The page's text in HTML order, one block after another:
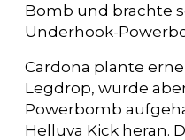
Bomb und brachte
Underhook-
Cardona plante
Legdrop, wurde
Powerbomb
Helluva Kick heran.